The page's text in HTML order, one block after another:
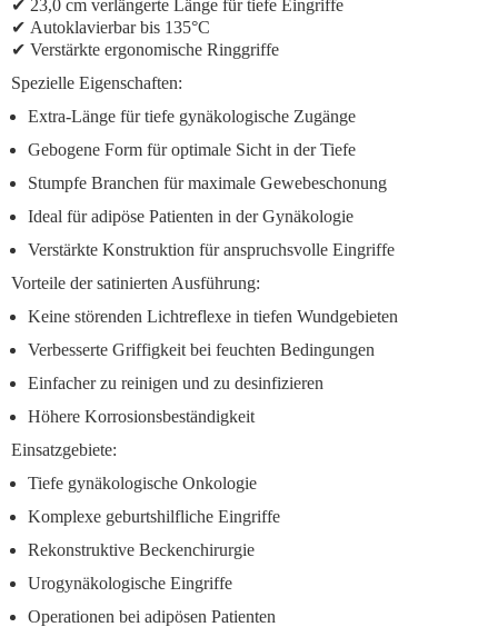
✔ 23,0 cm verlängerte Länge für tiefe Eingriffe
✔ Autoklavierbar bis 135°C
✔ Verstärkte ergonomische Ringgriffe
Spezielle Eigenschaften:
Extra-Länge für tiefe gynäkologische Zugänge
Gebogene Form für optimale Sicht in der Tiefe
Stumpfe Branchen für maximale Gewebeschonung
Ideal für adipöse Patienten in der Gynäkologie
Verstärkte Konstruktion für anspruchsvolle Eingriffe
Vorteile der satinierten Ausführung:
Keine störenden Lichtreflexe in tiefen Wundgebieten
Verbesserte Griffigkeit bei feuchten Bedingungen
Einfacher zu reinigen und zu desinfizieren
Höhere Korrosionsbeständigkeit
Einsatzgebiete:
Tiefe gynäkologische Onkologie
Komplexe geburtshilfliche Eingriffe
Rekonstruktive Beckenchirurgie
Urogynäkologische Eingriffe
Operationen bei adipösen Patienten